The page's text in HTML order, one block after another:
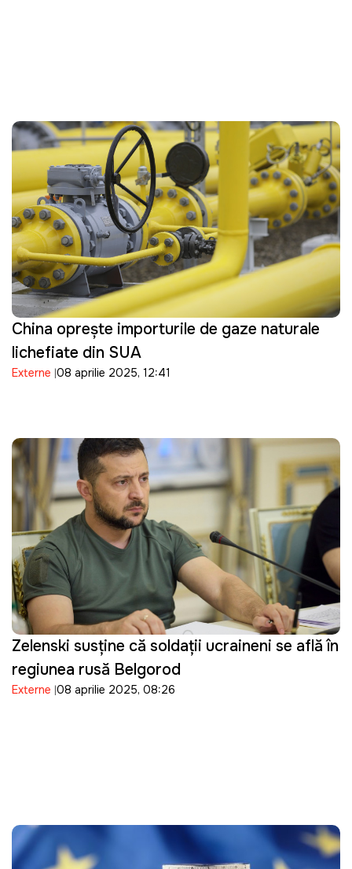
China oprește importurile de gaze naturale
lichefiate din SUA
Externe 08 aprilie 2025, 12:41
Zelenski susține că soldații ucraineni se află în
regiunea rusă Belgorod
Externe 08 aprilie 2025, 08:26